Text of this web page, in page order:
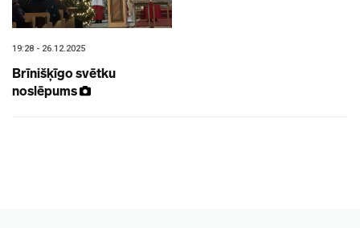
19:28 - 26.12.2025
Brīnišķīgo svētku
noslēpums